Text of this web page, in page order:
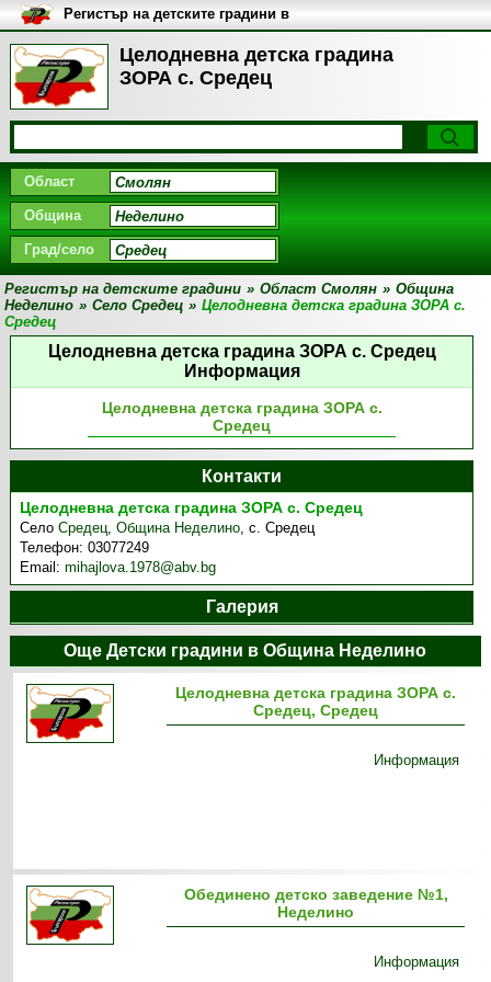
Целодневна детска градина
ЗОРА с. Средец
Регистър на детските градини в
България
Област
Община
Град/село
Регистър на детските градини » Област Смолян » Община
Неделино » Село Средец » Целодневна детска градина ЗОРА с.
Средец
Целодневна детска градина ЗОРА с. Средец
Информация
Целодневна детска градина ЗОРА с.
Средец
Контакти
Целодневна детска градина ЗОРА с. Средец
СелоСредец,Община Неделино,с. Средец
Телефон:03077249
Email:mihajlova.1978@abv.bg
Галерия
Още Детски градини в Община Неделино
Целодневна детска градина ЗОРА с.
Средец, Средец
Информация
Обединено детско заведение №1,
Неделино
Информация